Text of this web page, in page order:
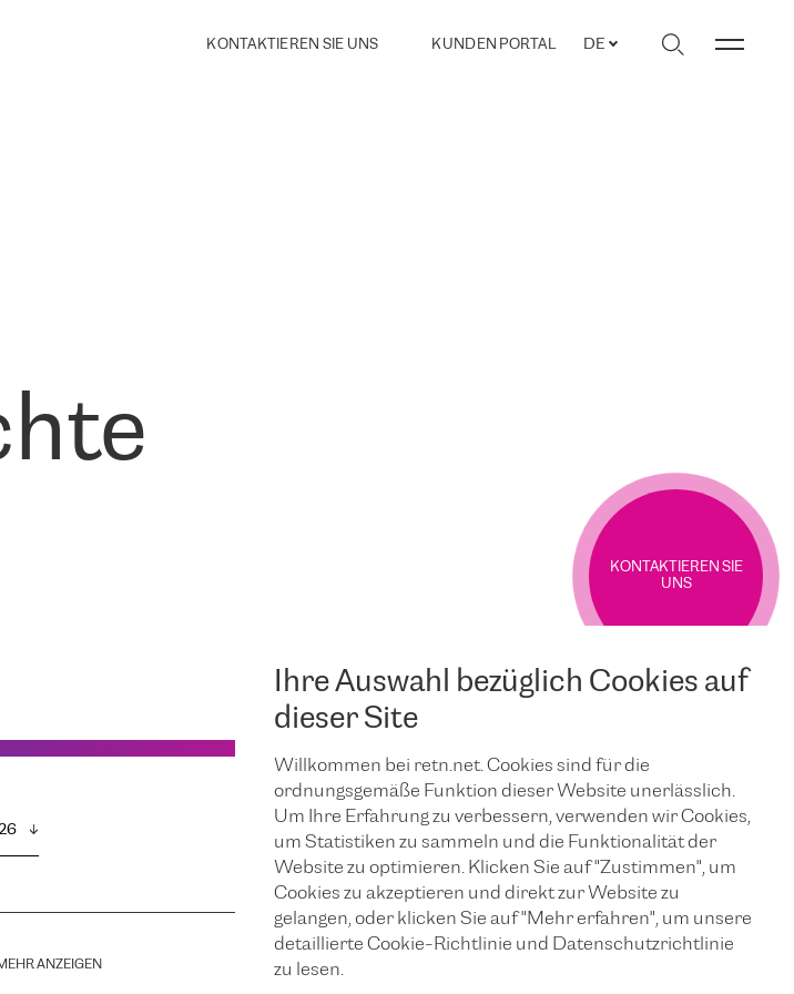
KONTAKTIEREN SIE UNS KUNDEN PORTAL DE
Ihre Auswahl bezüglich Cookies auf
dieser Site
Willkommen bei retn.net. Cookies sind für die
ordnungsgemäße Funktion dieser Website unerlässlich.
Um Ihre Erfahrung zu verbessern, verwenden wir Cookies,
um Statistiken zu sammeln und die Funktionalität der
Website zu optimieren. Klicken Sie auf "Zustimmen", um
Cookies zu akzeptieren und direkt zur Website zu
gelangen, oder klicken Sie auf "Mehr erfahren", um unsere
detaillierte Cookie-Richtlinie und Datenschutzrichtlinie
zu lesen.
KONTAKTIEREN SIE
UNS
ANZEIGEN